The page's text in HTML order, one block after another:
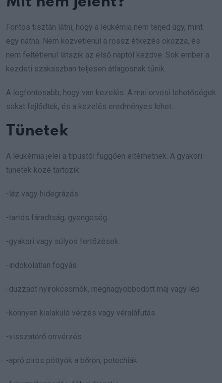
Fontos tisztán látni, hogy a leukémia nem terjed úgy, mint
egy nátha. Nem közvetlenül a rossz étkezés okozza, és
nem feltétlenül látszik az első naptól kezdve. Sok ember a
kezdeti szakaszban teljesen átlagosnak tűnik.
A legfontosabb, hogy van kezelés. A mai orvosi lehetőségek
sokat fejlődtek, és a kezelés eredményes lehet.
Tünetek
A leukémia jelei a típustól függően eltérhetnek. A gyakori
tünetek közé tartozik:
-láz vagy hidegrázás
-tartós fáradtság, gyengeség
-gyakori vagy súlyos fertőzések
-indokolatlan fogyás
-duzzadt nyirokcsomók, megnagyobbodott máj vagy lép
-könnyen kialakuló vérzés vagy véraláfutás
-visszatérő orrvérzés
-apró piros pöttyök a bőrön, petechiák